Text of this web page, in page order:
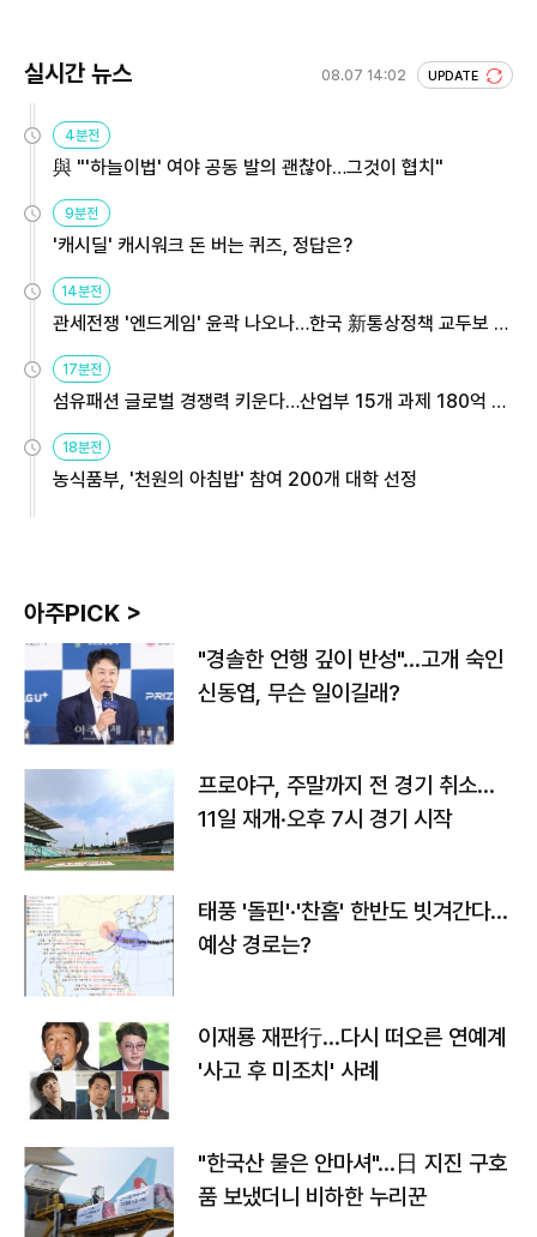
실시간 뉴스 08.07 14:02 UPDATE
4분전
與 "'하늘이법' 여야 공동 발의 괜찮아…그것이 협치"
9분전
'캐시딜' 캐시워크 돈 버는 퀴즈, 정답은?
14분전
관세전쟁 '엔드게임' 윤곽 나오나…한국 新통상정책 교두보 활
용해야
17분전
섬유패션 글로벌 경쟁력 키운다…산업부 15개 과제 180억 지
원
18분전
농식품부, '천원의 아침밥' 참여 200개 대학 선정
아주PICK >
"경솔한 언행 깊이 반성"…고개 숙인
신동엽, 무슨 일이길래?
프로야구, 주말까지 전 경기 취소…
11일 재개·오후 7시 경기 시작
태풍 '돌핀'·'찬홈' 한반도 빗겨간다…
예상 경로는?
이재룡 재판行…다시 떠오른 연예계
'사고 후 미조치' 사례
"한국산 물은 안마셔"…日 지진 구호
품 보냈더니 비하한 누리꾼